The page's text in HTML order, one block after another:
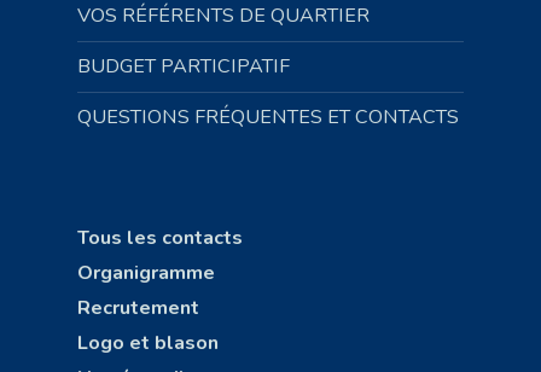
VOS RÉFÉRENTS DE QUARTIER
BUDGET PARTICIPATIF
QUESTIONS FRÉQUENTES ET CONTACTS
Tous les contacts
Organigramme
Recrutement
Logo et blason